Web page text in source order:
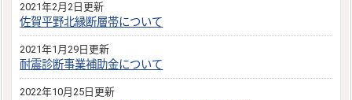
2021年2月2日更新
佐賀平野北縁断層帯について
2021年1月29日更新
耐震診断事業補助金について
2022年10月25日更新